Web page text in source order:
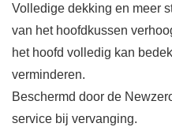
Volledige dekking en meer
van het hoofdkussen
het hoofd volledig kan
verminderen.
Beschermd door de
service bij vervanging.